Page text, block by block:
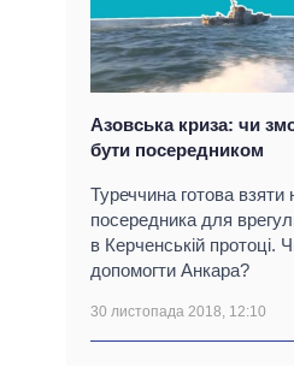
Азовська криза: чи
бути посередником
Туреччина готова
посередника для
в Керченській протоці.
допомогти Анкара?
30 листопада 2018, 12:10